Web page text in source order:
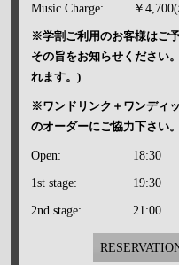
Music Charge: ￥
※学割ご利用のお客様はご
その旨をお知らせください
れます。)
※ワンドリンク＋ワンディ
のオーダーにご協力下さい。
Open: 18:30
1st stage: 19:30
2nd stage: 21:00